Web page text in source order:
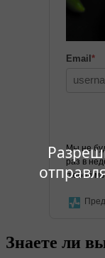
Email *
Мы не
раз в
любой
Знаете ли